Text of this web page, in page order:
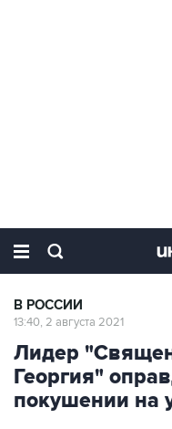
В РОССИИ
13:40, 2 августа 2021
Лидер
Георгия"
покушении на